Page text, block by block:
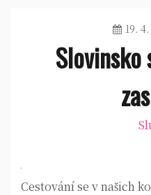
19.
Cestování se v našich